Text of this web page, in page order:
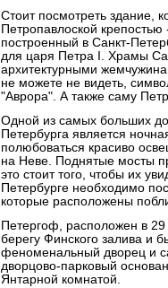
Стоит посмотреть здание,
Петропавлоской
построенный в Санкт-
для царя Петра I. Храмы
архитектурными
не можете не видеть,
"Аврора". А также саму
Одной из самых больших
Петербурга является
полюбоваться красиво
на Неве. Поднятые мосты
это стоит того, чтобы их
Петербурге необходимо
которые расположены
Петергоф, расположен в 29
берегу Финского залива и
феноменальный дворец и
дворцово-парковый
Янтарной комнатой.